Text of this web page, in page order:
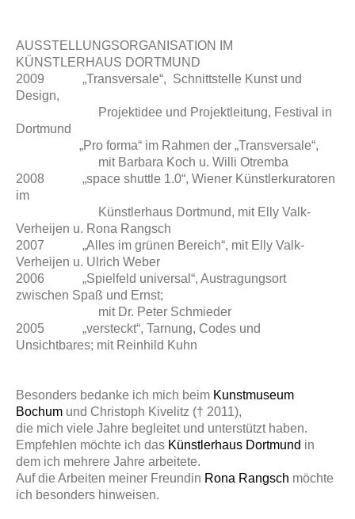
AUSSTELLUNGSORGANISATION IM
KÜNSTLERHAUS DORTMUND
2009 „Transversale“, Schnittstelle Kunst und
Design,
Projektidee und Projektleitung, Festival in
Dortmund
„Pro forma“ im Rahmen der „Transversale“,
mit Barbara Koch u. Willi Otremba
2008 „space shuttle 1.0“, Wiener Künstlerkuratoren
im
Künstlerhaus Dortmund, mit Elly Valk-
Verheijen u. Rona Rangsch
2007 „Alles im grünen Bereich“, mit Elly Valk-
Verheijen u. Ulrich Weber
2006 „Spielfeld universal“, Austragungsort
zwischen Spaß und Ernst;
mit Dr. Peter Schmieder
2005 „versteckt“, Tarnung, Codes und
Unsichtbares; mit Reinhild Kuhn
Besonders bedanke ich mich beim Kunstmuseum
Bochum und Christoph Kivelitz († 2011),
die mich viele Jahre begleitet und unterstützt haben.
Empfehlen möchte ich das Künstlerhaus Dortmund in
dem ich mehrere Jahre arbeitete.
Auf die Arbeiten meiner Freundin Rona Rangsch möchte
ich besonders hinweisen.